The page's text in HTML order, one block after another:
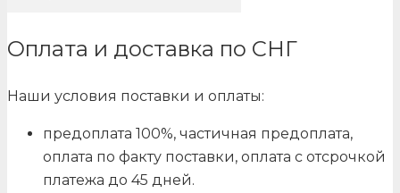
Оплата и доставка по СНГ
Наши условия поставки и оплаты:
предоплата 100%, частичная предоплата,
оплата по факту поставки, оплата с отсрочкой
платежа до 45 дней.